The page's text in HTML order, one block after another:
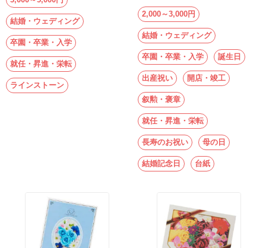
結婚・ウェディング
卒園・卒業・入学
就任・昇進・栄転
ラインストーン
2,000～3,000円
結婚・ウェディング
卒園・卒業・入学 誕生日
出産祝い 開店・竣工
叙勲・褒章
就任・昇進・栄転
長寿のお祝い 母の日
結婚記念日 台紙